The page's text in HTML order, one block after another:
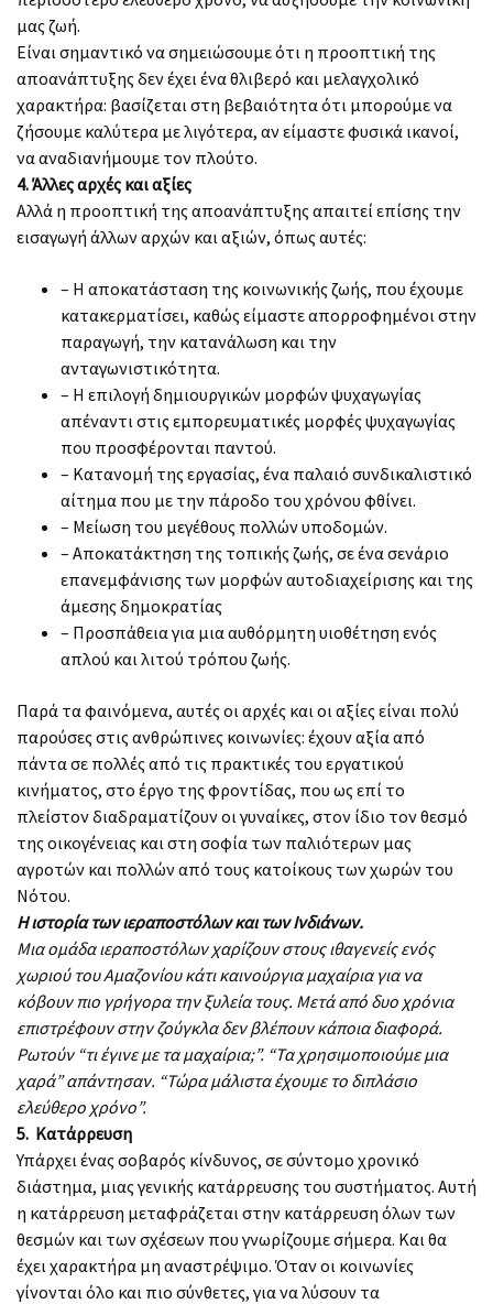
μας ζωή.
Είναι σημαντικό να σημειώσουμε ότι η προοπτική της
αποανάπτυξης δεν έχει ένα θλιβερό και μελαγχολικό
χαρακτήρα: βασίζεται στη βεβαιότητα ότι μπορούμε να
ζήσουμε καλύτερα με λιγότερα, αν είμαστε φυσικά ικανοί,
να αναδιανήμουμε τον πλούτο.
4. Άλλες αρχές και αξίες
Αλλά η προοπτική της αποανάπτυξης απαιτεί επίσης την
εισαγωγή άλλων αρχών και αξιών, όπως αυτές:
– Η αποκατάσταση της κοινωνικής ζωής, που έχουμε
κατακερματίσει, καθώς είμαστε απορροφημένοι στην
παραγωγή, την κατανάλωση και την
ανταγωνιστικότητα.
– Η επιλογή δημιουργικών μορφών ψυχαγωγίας
απέναντι στις εμπορευματικές μορφές ψυχαγωγίας
που προσφέρονται παντού.
– Κατανομή της εργασίας, ένα παλαιό συνδικαλιστικό
αίτημα που με την πάροδο του χρόνου φθίνει.
– Μείωση του μεγέθους πολλών υποδομών.
– Αποκατάκτηση της τοπικής ζωής, σε ένα σενάριο
επανεμφάνισης των μορφών αυτοδιαχείρισης και της
άμεσης δημοκρατίας
– Προσπάθεια για μια αυθόρμητη υιοθέτηση ενός
απλού και λιτού τρόπου ζωής.
Παρά τα φαινόμενα, αυτές οι αρχές και οι αξίες είναι πολύ
παρούσες στις ανθρώπινες κοινωνίες: έχουν αξία από
πάντα σε πολλές από τις πρακτικές του εργατικού
κινήματος, στο έργο της φροντίδας, που ως επί το
πλείστον διαδραματίζουν οι γυναίκες, στον ίδιο τον θεσμό
της οικογένειας και στη σοφία των παλιότερων μας
αγροτών και πολλών από τους κατοίκους των χωρών του
Νότου.
Η ιστορία των ιεραποστόλων και των Ινδιάνων.
Μια ομάδα ιεραποστόλων χαρίζουν στους ιθαγενείς ενός
χωριού του Αμαζονίου κάτι καινούργια μαχαίρια για να
κόβουν πιο γρήγορα την ξυλεία τους. Μετά από δυο χρόνια
επιστρέφουν στην ζούγκλα δεν βλέπουν κάποια διαφορά.
Ρωτούν “τι έγινε με τα μαχαίρια;”. “Τα χρησιμοποιούμε μια
χαρά” απάντησαν. “Τώρα μάλιστα έχουμε το διπλάσιο
ελεύθερο χρόνο”.
5. Κατάρρευση
Υπάρχει ένας σοβαρός κίνδυνος, σε σύντομο χρονικό
διάστημα, μιας γενικής κατάρρευσης του συστήματος. Αυτή
η κατάρρευση μεταφράζεται στην κατάρρευση όλων των
θεσμών και των σχέσεων που γνωρίζουμε σήμερα. Και θα
έχει χαρακτήρα μη αναστρέψιμο. Όταν οι κοινωνίες
γίνονται όλο και πιο σύνθετες, για να λύσουν τα